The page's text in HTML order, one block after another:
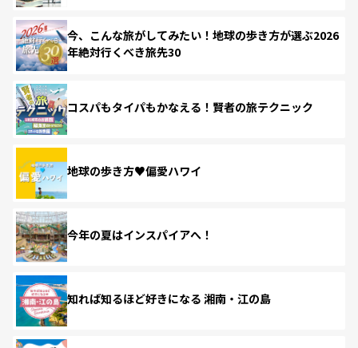
今、こんな旅がしてみたい！地球の歩き方が選ぶ2026
年絶対行くべき旅先30
コスパもタイパもかなえる！賢者の旅テクニック
地球の歩き方♥偏愛ハワイ
今年の夏はインスパイアへ！
知れば知るほど好きになる 湘南・江の島